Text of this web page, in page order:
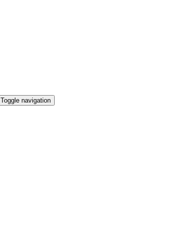
Toggle navigation